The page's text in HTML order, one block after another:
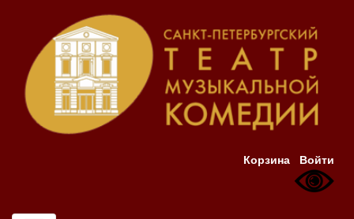
Корзина Войти